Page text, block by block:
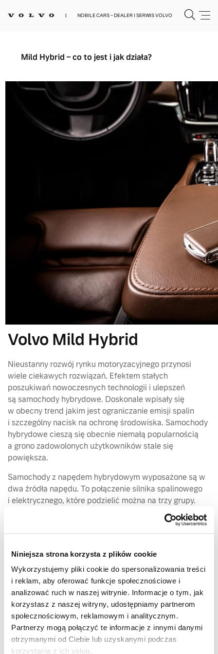
Niniejsza strona korzysta z plików cookie
Wykorzystujemy pliki cookie do spersonalizowania treści
i reklam, aby oferować funkcje społecznościowe i
analizować ruch w naszej witrynie. Informacje o tym, jak
korzystasz z naszej witryny, udostępniamy partnerom
społecznościowym, reklamowym i analitycznym.
Partnerzy mogą połączyć te informacje z innymi danymi
otrzymanymi od Ciebie lub uzyskanymi podczas
korzystania z ich usług.
NOBILE CARS – DEALER I SERWIS VOLVO
Mild Hybrid – co to jest i jak działa?
Volvo Mild Hybrid
Nieustanny rozwój rynku motoryzacyjnego przynosi
wiele ciekawych rozwiązań. Efektem stałych
poszukiwań nowoczesnych technologii i ulepszeń
są samochody hybrydowe. Doskonale wpisały się
w obecny trend jakim jest ograniczanie emisji spalin
i szczególny nacisk na ochronę środowiska. Samochody
hybrydowe cieszą się obecnie niemałą popularnością
a grono zadowolonych użytkowników stale się
powiększa.
Samochody z napędem hybrydowym wyposażone są w
dwa źródła napędu. To połączenie silnika spalinowego
i elektrycznego, które podzielić można na trzy grupy.
Oprócz hybryd typu plug-in i hybryd pełnych, wyróżnia
się również, tak zwane mild hybrid, czyli miękkie
hybrydy.
Miękka hybryda – Co
to oznacza i jak działa?
Otóż, napęd mild hybrid to połączenie silnika
spalinowego i elektrycznego. Elementem dodatkowym
jest akumulator 48V, który przechowuje energię
na potrzeby silnika elektrycznego. W miękkich
hybrydach, silnik elektryczny nie może samodzielnie
napędzać samochodu – jest jednak wykorzystywany